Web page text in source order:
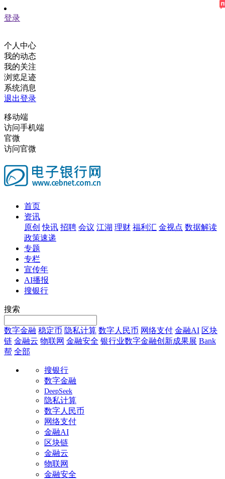
登录
个人中心
我的动态
我的关注
浏览足迹
系统消息
退出登录
移动端
访问手机端
官微
访问官微
首页
资讯
原创 快讯 招聘 会议 江湖 理财 福利汇 金视点 数据解读
政策速递
专题
专栏
宣传年
AI播报
搜银行
搜索
数字金融 稳定币 隐私计算 数字人民币 网络支付 金融AI 区块
链 金融云 物联网 金融安全 银行业数字金融创新成果展 Bank
帮 全部
搜银行
数字金融
DeepSeek
隐私计算
数字人民币
网络支付
金融AI
区块链
金融云
物联网
金融安全